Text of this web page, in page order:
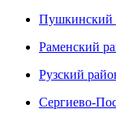
Пушкинский
Раменский
Рузский
Сергиево-